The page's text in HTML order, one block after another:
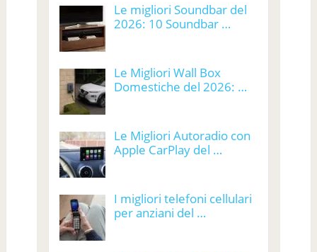
Le migliori Soundbar del
2026: 10 Soundbar …
Le Migliori Wall Box
Domestiche del 2026: …
Le Migliori Autoradio con
Apple CarPlay del …
I migliori telefoni cellulari
per anziani del …